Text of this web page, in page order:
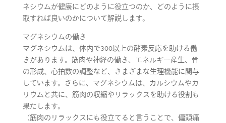
ネシウムが健康にどのように役立つのか、どのように摂
取すれば良いのかについて解説します。
マグネシウムの働き
マグネシウムは、体内で300以上の酵素反応を助ける働
きがあります。筋肉や神経の働き、エネルギー産生、骨
の形成、心拍数の調整など、さまざまな生理機能に関与
しています。さらに、マグネシウムは、カルシウムやカ
リウムと共に、筋肉の収縮やリラックスを助ける役割も
果たします。
（筋肉のリラックスにも役立てると言うことで、偏頭痛